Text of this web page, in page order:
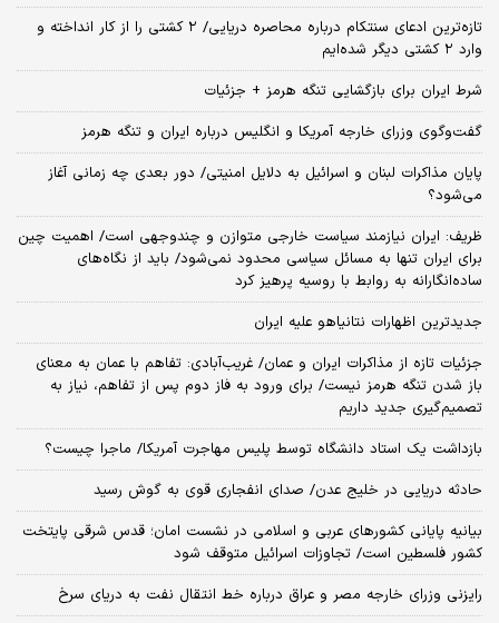
تازه‌ترین ادعای سنتکام درباره محاصره دریایی/ ۲ کشتی را از کار انداخته و
وارد ۲ کشتی دیگر شده‌ایم
شرط ایران برای بازگشایی تنگه هرمز + جزئیات
گفت‌وگوی وزرای خارجه آمریکا و انگلیس درباره ایران و تنگه هرمز
پایان مذاکرات لبنان و اسرائیل به دلایل امنیتی/ دور بعدی چه زمانی آغاز
می‌شود؟
ظریف: ایران نیازمند سیاست خارجی متوازن و چندوجهی است/ اهمیت چین
برای ایران تنها به مسائل سیاسی محدود نمی‌شود/ باید از نگاه‌های
ساده‌انگارانه به روابط با روسیه پرهیز کرد
جدیدترین اظهارات نتانیاهو علیه ایران
جزئیات تازه از مذاکرات ایران و عمان/ غریب‌آبادی: تفاهم با عمان به معنای
باز شدن تنگه هرمز نیست/ برای ورود به فاز دوم پس از تفاهم، نیاز به
تصمیم‌گیری جدید داریم
بازداشت یک استاد دانشگاه توسط پلیس مهاجرت آمریکا/ ماجرا چیست؟
حادثه دریایی در خلیج عدن/ صدای انفجاری قوی به گوش رسید
بیانیه پایانی کشورهای عربی و اسلامی در نشست امان؛ قدس شرقی پایتخت
کشور فلسطین است/ تجاوزات اسرائیل متوقف شود
رایزنی وزرای خارجه مصر و عراق درباره خط انتقال نفت به دریای سرخ